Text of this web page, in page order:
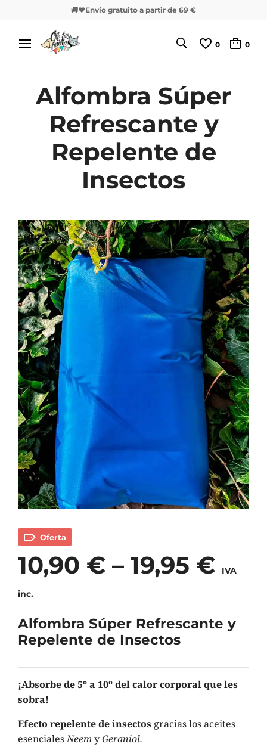
🚚❤️Envío gratuito a partir de 69 €
0 0
Alfombra Súper
Refrescante y
Repelente de
Insectos
Oferta
10,90 € – 19,95 € IVA
inc.
Alfombra Súper Refrescante y
Repelente de Insectos
¡Absorbe de 5º a 10º del calor corporal que les
sobra!
Efecto repelente de insectos gracias los aceites
esencialesNeemyGeraniol.